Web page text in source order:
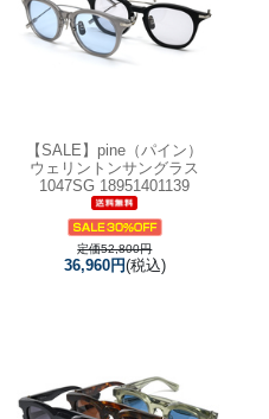
【SALE】 pine（パイン）
ウェリントンサングラス
1047SG 18951401139
定価52,800円
36,960円(税込)